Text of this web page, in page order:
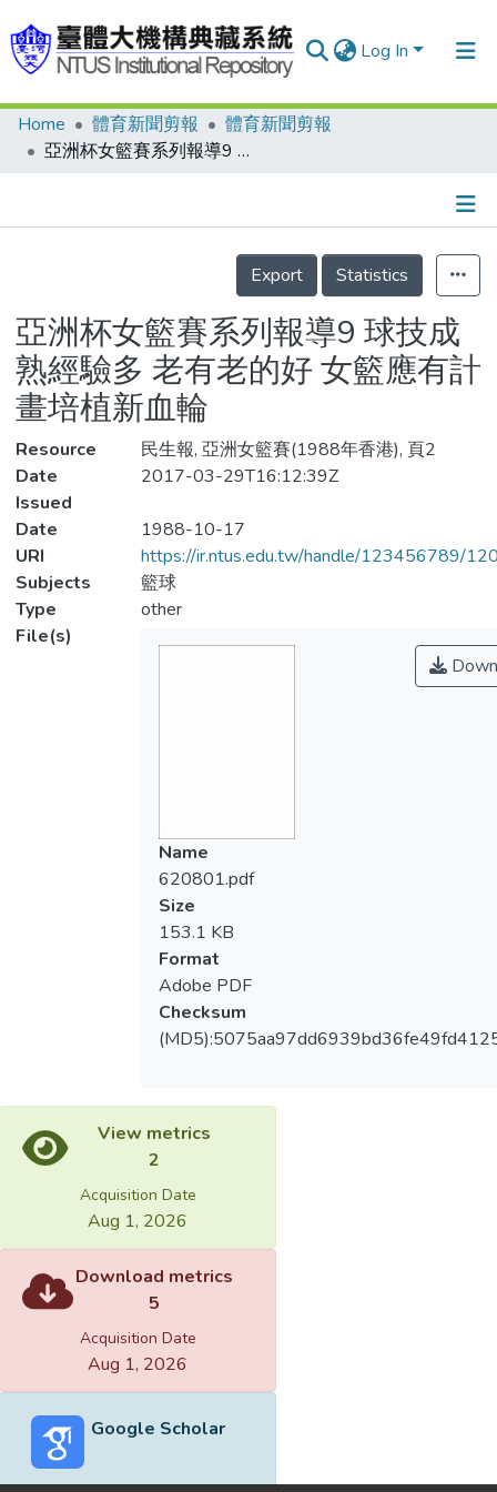
Log In
Communities & Collections
Statistics
Home 體育新聞剪報
體育新聞剪報
亞洲杯女籃賽系列報導9 球技成熟經驗多 老有老的好 女籃應有計畫培植新血輪
Details
Export
Statistics
亞洲杯女籃賽系列報導9 球技成
熟經驗多 老有老的好 女籃應有計
畫培植新血輪
Resource
民生報, 亞洲女籃賽(1988年香港), 頁2
Date
Issued
2017-03-29T16:12:39Z
Date
1988-10-17
URI
https://ir.ntus.edu.tw/handle/123456789/
Subjects
籃球
Type
other
File(s)
Name
620801.pdf
Size
153.1 KB
Format
Adobe PDF
Checksum
View metrics
2
Acquisition Date
Aug 1, 2026
Download metrics
5
Acquisition Date
Aug 1, 2026
Google Scholar